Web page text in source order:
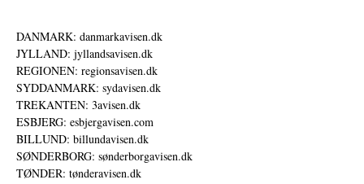
DANMARK: danmarkavisen.dk
JYLLAND: jyllandsavisen.dk
REGIONEN: regionsavisen.dk
SYDDANMARK: sydavisen.dk
TREKANTEN: 3avisen.dk
ESBJERG: esbjergavisen.com
BILLUND: billundavisen.dk
SØNDERBORG: sønderborgavisen.dk
TØNDER: tønderavisen.dk